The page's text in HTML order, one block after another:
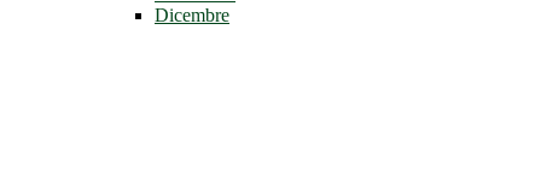
Dicembre